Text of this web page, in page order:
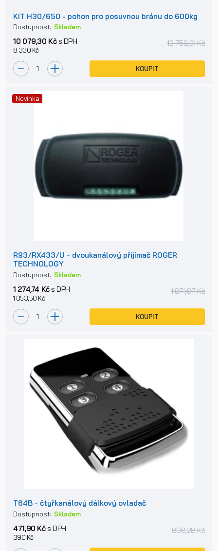
KIT H30/650 - pohon pro posuvnou bránu do 600kg
Dostupnost: Skladem
10 079,30 Kčs DPH
8 330 Kč
13 758,91 Kč
KOUPIT
Novinka
R93/RX433/U - dvoukanálový přijímač ROGER
TECHNOLOGY
Dostupnost: Skladem
1 274,74 Kčs DPH
1 053,50 Kč
1 871,87 Kč
KOUPIT
T64B - čtyřkanálový dálkový ovladač
Dostupnost: Skladem
471,90 Kčs DPH
390 Kč
808,28 Kč